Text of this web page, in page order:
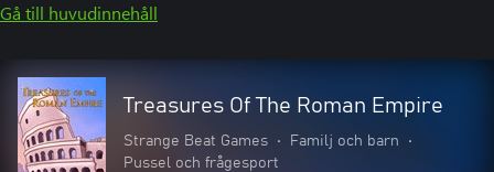
Gå till huvudinnehåll
Treasures Of The Roman Empire
Strange Beat Games • Familj och barn
•
Pussel och frågesport